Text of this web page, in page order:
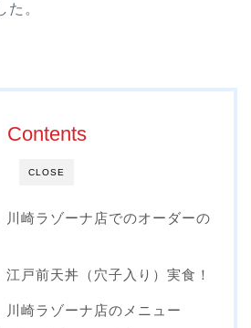
。
CLOSE
Contents
川崎ラゾーナ店でのオーダーの
江戸前天丼（穴子入り）実食！
川崎ラゾーナ店のメニュー